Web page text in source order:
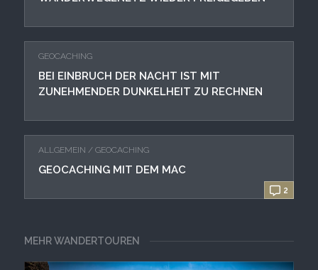
GEOCACHING
BEI EINBRUCH DER NACHT IST MIT
ZUNEHMENDER DUNKELHEIT ZU RECHNEN
2
ALLGEMEIN / GEOCACHING
GEOCACHING MIT DEM MAC
MEHR WANDERTOUREN